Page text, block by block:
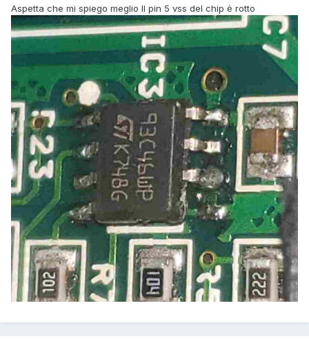
Aspetta che mi spiego meglio Il pin 5 vss del chip ė rotto